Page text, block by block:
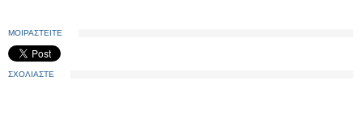
ΜΟΙΡΑΣΤΕΙΤΕ
ΣΧΟΛΙΑΣΤΕ